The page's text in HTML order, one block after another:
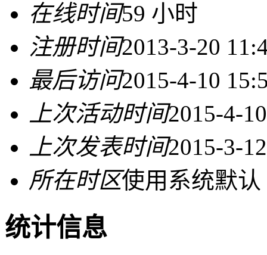
在线时间59 小时
注册时间2013-3-20
最后访问2015-4-10
上次活动时间2015-4-
上次发表时间2015-3-
所在时区使用系统默认
统计信息